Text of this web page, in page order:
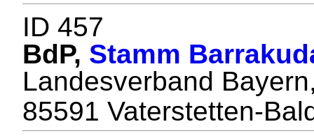
ID 457
BdP, Stamm
Landesverband
85591 Vaterstetten-